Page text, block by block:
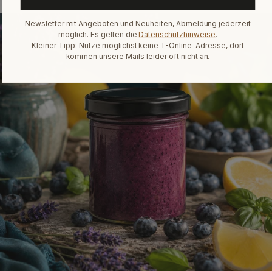
Newsletter mit Angeboten und Neuheiten, Abmeldung jederzeit
möglich. Es gelten die Datenschutzhinweise.
Kleiner Tipp: Nutze möglichst keine T-Online-Adresse, dort
kommen unsere Mails leider oft nicht an.